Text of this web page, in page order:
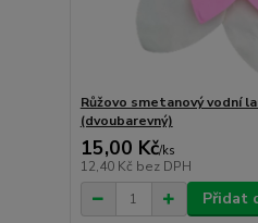
Růžovo smetanový vodní
(dvoubarevný)
15,00 Kč/ks
12,40 Kč bez DPH
Přidat